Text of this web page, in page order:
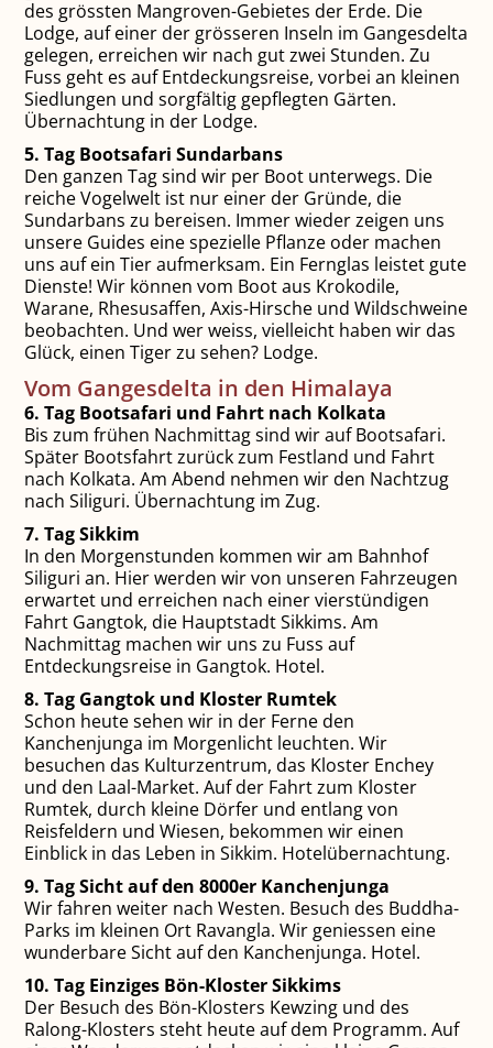
des grössten Mangroven-Gebietes der Erde. Die
Lodge, auf einer der grösseren Inseln im Gangesdelta
gelegen, erreichen wir nach gut zwei Stunden. Zu
Fuss geht es auf Entdeckungsreise, vorbei an kleinen
Siedlungen und sorgfältig gepflegten Gärten.
Übernachtung in der Lodge.
5. Tag Bootsafari Sundarbans
Den ganzen Tag sind wir per Boot unterwegs. Die
reiche Vogelwelt ist nur einer der Gründe, die
Sundarbans zu bereisen. Immer wieder zeigen uns
unsere Guides eine spezielle Pflanze oder machen
uns auf ein Tier aufmerksam. Ein Fernglas leistet gute
Dienste! Wir können vom Boot aus Krokodile,
Warane, Rhesusaffen, Axis-Hirsche und Wildschweine
beobachten. Und wer weiss, vielleicht haben wir das
Glück, einen Tiger zu sehen? Lodge.
Vom Gangesdelta in den Himalaya
6. Tag Bootsafari und Fahrt nach Kolkata
Bis zum frühen Nachmittag sind wir auf Bootsafari.
Später Bootsfahrt zurück zum Festland und Fahrt
nach Kolkata. Am Abend nehmen wir den Nachtzug
nach Siliguri. Übernachtung im Zug.
7. Tag Sikkim
In den Morgenstunden kommen wir am Bahnhof
Siliguri an. Hier werden wir von unseren Fahrzeugen
erwartet und erreichen nach einer vierstündigen
Fahrt Gangtok, die Hauptstadt Sikkims. Am
Nachmittag machen wir uns zu Fuss auf
Entdeckungsreise in Gangtok. Hotel.
8. Tag Gangtok und Kloster Rumtek
Schon heute sehen wir in der Ferne den
Kanchenjunga im Morgenlicht leuchten. Wir
besuchen das Kulturzentrum, das Kloster Enchey
und den Laal-Market. Auf der Fahrt zum Kloster
Rumtek, durch kleine Dörfer und entlang von
Reisfeldern und Wiesen, bekommen wir einen
Einblick in das Leben in Sikkim. Hotelübernachtung.
9. Tag Sicht auf den 8000er Kanchenjunga
Wir fahren weiter nach Westen. Besuch des Buddha-
Parks im kleinen Ort Ravangla. Wir geniessen eine
wunderbare Sicht auf den Kanchenjunga. Hotel.
10. Tag Einziges Bön-Kloster Sikkims
Der Besuch des Bön-Klosters Kewzing und des
Ralong-Klosters steht heute auf dem Programm. Auf